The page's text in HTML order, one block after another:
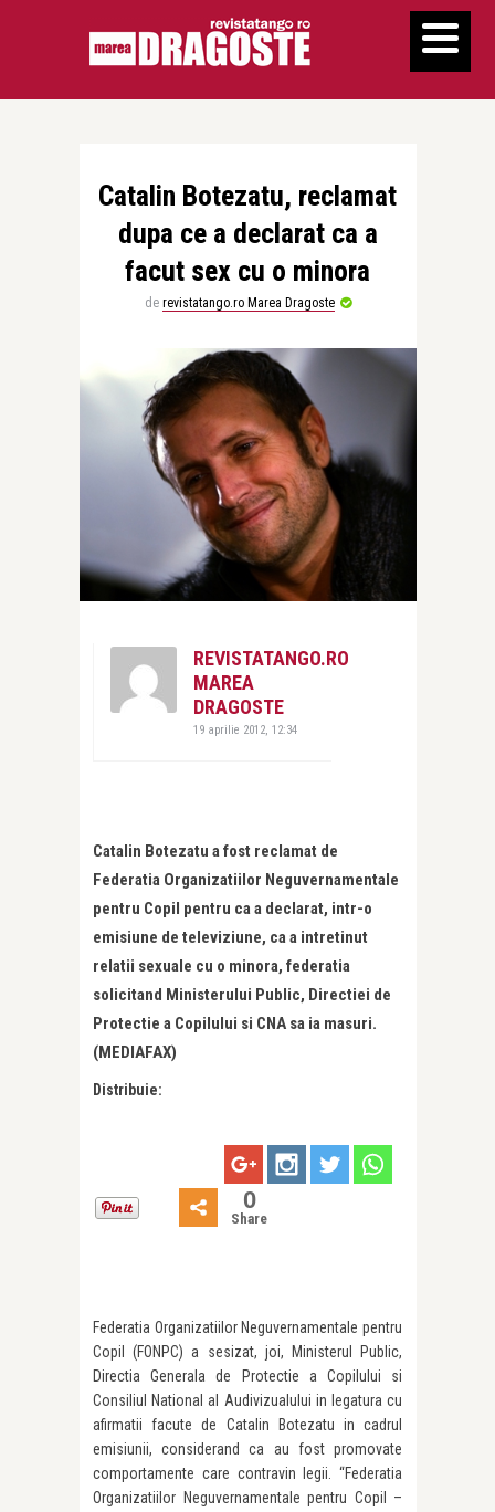
Catalin Botezatu, reclamat
dupa ce a declarat ca a
facut sex cu o minora
de revistatango.ro Marea Dragoste
REVISTATANGO.RO
MAREA
DRAGOSTE
19 aprilie 2012, 12:34
Catalin Botezatu a fost reclamat de
Federatia Organizatiilor Neguvernamentale
pentru Copil pentru ca a declarat, intr-o
emisiune de televiziune, ca a intretinut
relatii sexuale cu o minora, federatia
solicitand Ministerului Public, Directiei de
Protectie a Copilului si CNA sa ia masuri.
(MEDIAFAX)
Distribuie:
0
Share
Federatia Organizatiilor Neguvernamentale pentru
Copil (FONPC) a sesizat, joi, Ministerul Public,
Directia Generala de Protectie a Copilului si
Consiliul National al Audivizualului in legatura cu
afirmatii facute de Catalin Botezatu in cadrul
emisiunii, considerand ca au fost promovate
comportamente care contravin legii. “Federatia
Organizatiilor Neguvernamentale pentru Copil –